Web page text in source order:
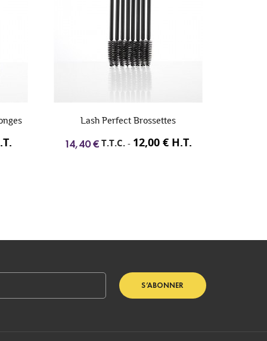
Lash Perfect Brossettes
14,40 € T.T.C.- 12,00 € H.T.
S’ABONNER